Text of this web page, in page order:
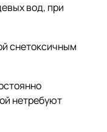
вод, при
снетоксичным
нетребуют